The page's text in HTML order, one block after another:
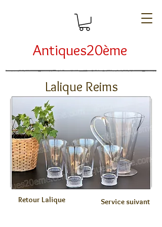
Antiques20ème
Lalique Reims
Service suivant
Retour Lalique